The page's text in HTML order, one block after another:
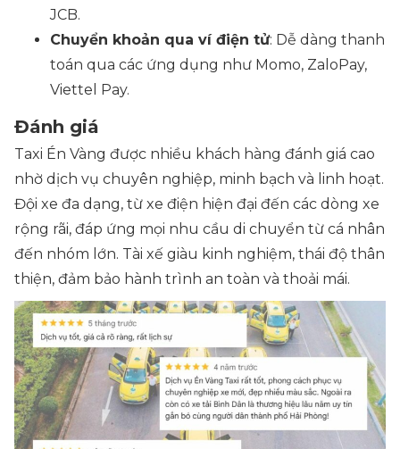
JCB.
Chuyển khoản qua ví điện tử: Dễ dàng thanh
toán qua các ứng dụng như Momo, ZaloPay,
Viettel Pay.
Đánh giá
Taxi Én Vàng được nhiều khách hàng đánh giá cao
nhờ dịch vụ chuyên nghiệp, minh bạch và linh hoạt.
Đội xe đa dạng, từ xe điện hiện đại đến các dòng xe
rộng rãi, đáp ứng mọi nhu cầu di chuyển từ cá nhân
đến nhóm lớn. Tài xế giàu kinh nghiệm, thái độ thân
thiện, đảm bảo hành trình an toàn và thoải mái.